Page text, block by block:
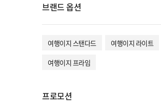
브랜드 옵션
여행이지 스탠다드
여행이지 라이트
여행이지 프라임
프로모션